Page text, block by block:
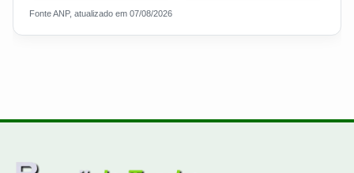
Fonte ANP, atualizado em 07/08/2026